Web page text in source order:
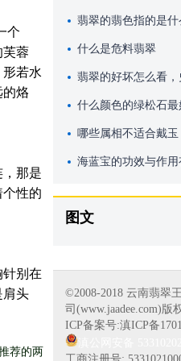
个
芙蓉
若水
烙
那是
性的
别在
肩头
荐的两
翡翠的翡色指的是什
什么是危料翡翠
翡翠的好坏怎么看
什么颜色的绿松石
色
哪些属相不适合戴
可戴玉
海蓝宝的功效与作用
图文
©2008-2018 云南翡翠
司(www.jaadee.com)版
ICP备案号:滇ICP备